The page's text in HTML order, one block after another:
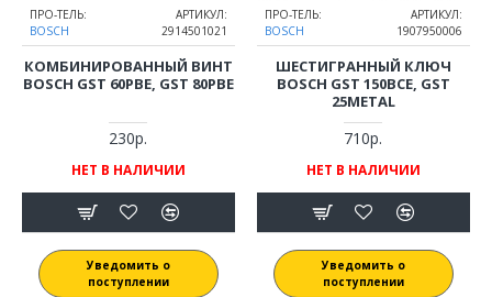
ПРО-ТЕЛЬ:
BOSCH
АРТИКУЛ:
2914501021
КОМБИНИРОВАННЫЙ ВИНТ
BOSCH GST 60PBE, GST 80PBE
230р.
НЕТ В НАЛИЧИИ
Уведомить о
поступлении
ПРО-ТЕЛЬ:
BOSCH
АРТИКУЛ:
1907950006
ШЕСТИГРАННЫЙ КЛЮЧ
BOSCH GST 150BCE, GST
25METAL
710р.
НЕТ В НАЛИЧИИ
Уведомить о
поступлении